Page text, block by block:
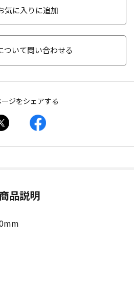
気に入りに追加
ついて問い合わせる
ジをシェアする
商品説明